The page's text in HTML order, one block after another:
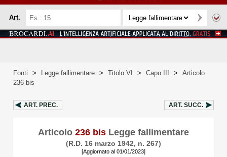
Art.
Fonti > Legge fallimentare > Titolo VI > Capo III >
Articolo
236 bis
ART. PREC. ART. SUCC.
Articolo 236 bis Legge fallimentare
(R.D. 16 marzo 1942, n. 267)
[Aggiornato al 01/01/2023]